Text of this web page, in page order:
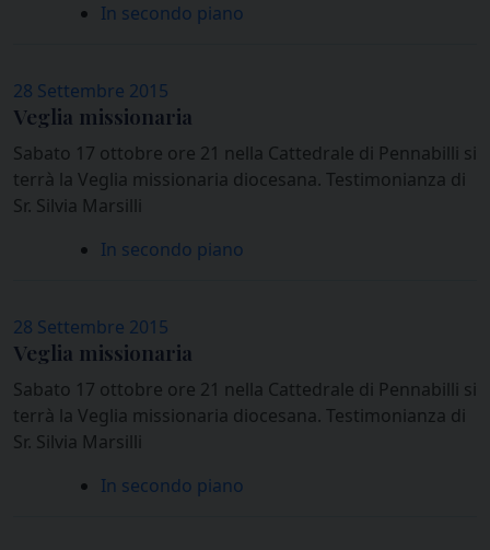
In secondo piano
28 Settembre 2015
Veglia missionaria
Sabato 17 ottobre ore 21 nella Cattedrale di Pennabilli si
terrà la Veglia missionaria diocesana. Testimonianza di
Sr. Silvia Marsilli
In secondo piano
28 Settembre 2015
Veglia missionaria
Sabato 17 ottobre ore 21 nella Cattedrale di Pennabilli si
terrà la Veglia missionaria diocesana. Testimonianza di
Sr. Silvia Marsilli
In secondo piano